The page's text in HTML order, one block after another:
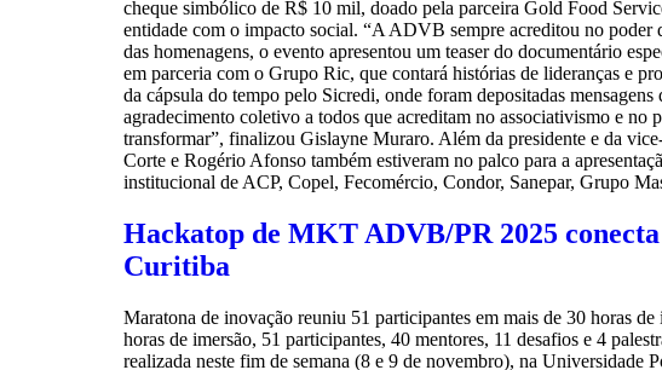
cheque simbólico de R$ 10 mil, doado pela parceira Gold Food
entidade com o impacto social. “A ADVB sempre acreditou no poder
das homenagens, o evento apresentou um teaser do documentário
em parceria com o Grupo Ric, que contará histórias de lideranças e
da cápsula do tempo pelo Sicredi, onde foram depositadas
agradecimento coletivo a todos que acreditam no associativismo e
transformar”, finalizou Gislayne Muraro. Além da presidente e da
Corte e Rogério Afonso também estiveram no palco para a
institucional de ACP, Copel, Fecomércio, Condor, Sanepar, Grupo
Hackatop de MKT ADVB/PR 2025
Curitiba
Maratona de inovação reuniu 51 participantes em mais de 30 horas
horas de imersão, 51 participantes, 40 mentores, 11 desafios e 4
realizada neste fim de semana (8 e 9 de novembro), na Universidade